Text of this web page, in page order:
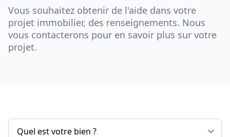
Vous souhaitez obtenir de l'aide dans votre
projet immobilier, des renseignements. Nous
vous contacterons pour en savoir plus sur votre
projet.